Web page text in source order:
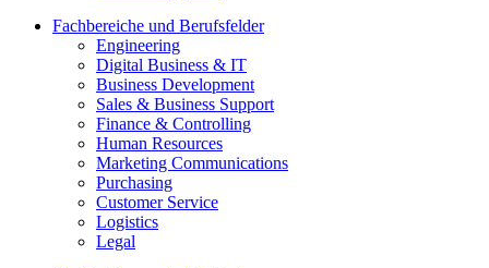
Fachbereiche und Berufsfelder
Engineering
Digital Business & IT
Business Development
Sales & Business Support
Finance & Controlling
Human Resources
Marketing Communications
Purchasing
Customer Service
Logistics
Legal